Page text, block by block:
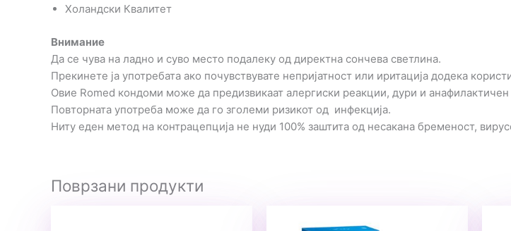
Холандски Квалитет
Внимание
Да се чува на ладно и суво место подалеку од директна сончева светлина.
Прекинете ја употребата ако почувствувате непријатност или иритација додека
Овие Romed кондоми може да предизвикаат алергиски реакции, дури и
Повторната употреба може да го зголеми ризикот од инфекција.
Ниту еден метод на контрацепција не нуди 100% заштита од несакана бременост,
Поврзани продукти